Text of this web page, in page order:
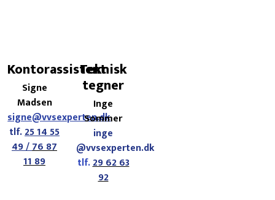
Kontorassistent
Signe
Madsen​
signe@vvsexperten.dk
tlf.25 14 55
49 /76 87
11 89
Teknisk
tegner​
Inge
Sommer
inge​
@vvsexperten.dk
tlf.29 62 63
92